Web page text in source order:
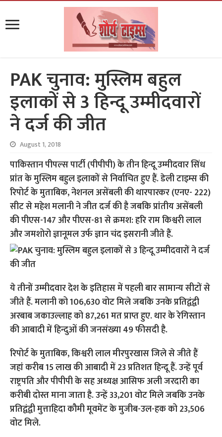
PAK चुनाव: मुस्लिम बहुल
इलाकों से 3 हिन्दू उम्मीदवारों
ने दर्ज की जीत
August 1, 2018
पाकिस्तान पीपल्स पार्टी (पीपीपी) के तीन हिन्दू उम्मीदवार सिंध
प्रांत के मुस्लिम बहुल इलाकों से निर्वाचित हुए हैं. डेली टाइम्स की
रिपोर्ट के मुताबिक, नेशनल असेंबली की थारपारकर (एनए- 222)
सीट से महेश मलानी ने जीत दर्ज की है जबकि प्रांतीय असेंबली
की पीएस-147 और पीएस-81 से क्रमश: हरि राम किश्वरी लाल
और जमशोरो ज्ञानूमल उर्फ ज्ञान चंद इसरानी जीते हैं.
ये तीनों उम्मीदवार देश के इतिहास में पहली बार सामान्य सीटों से
जीते हैं. मलानी को 106,630 वोट मिले जबकि उनके प्रतिद्वंद्वी
अरबाब जकाउल्लाह को 87,261 मत प्राप्त हुए. थार के रेगिस्तान
की आबादी में हिन्दुओं की जनसंख्या 49 फीसदी है.
रिपोर्ट के मुताबिक, किश्वरी लाल मीरपुरखास जिले से जीते हैं
जहां करीब 15 लाख की आबादी में 23 प्रतिशत हिन्दू हैं. उन्हें पूर्व
राष्ट्रपति और पीपीपी के सह अध्यक्ष आसिफ अली जरदारी का
करीबी दोस्त माना जाता है. उन्हें 33,201 वोट मिले जबकि उनके
प्रतिद्वंद्वी मुत्ताहिदा कौमी मूवमेंट के मुजीब-उल-हक को 23,506
वोट मिले.